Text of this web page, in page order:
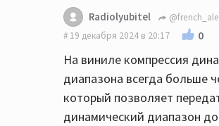
Radiolyubitel
19 декабря 2024 в 20:17
0
На виниле компрессия
диапазона всегда больше
который позволяет
динамический диапазон